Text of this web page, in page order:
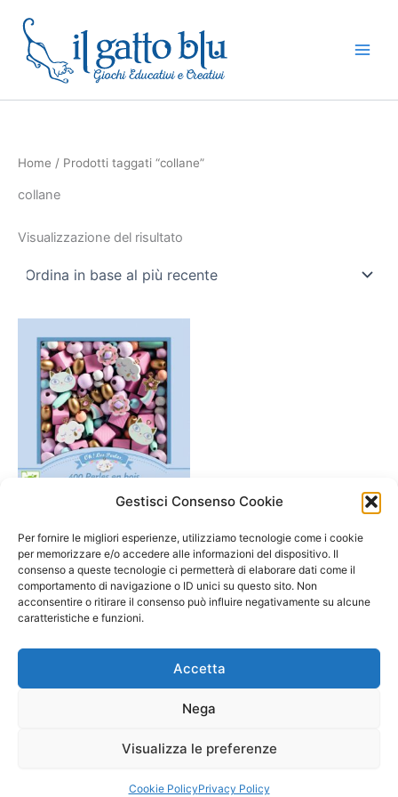
Gestisci Consenso Cookie
Per fornire le migliori esperienze, utilizziamo tecnologie come i cookie
per memorizzare e/o accedere alle informazioni del dispositivo. Il
consenso a queste tecnologie ci permetterà di elaborare dati come il
comportamento di navigazione o ID unici su questo sito. Non
acconsentire o ritirare il consenso può influire negativamente su alcune
caratteristiche e funzioni.
Accetta
Nega
Visualizza le preferenze
Cookie PolicyPrivacy Policy
contenuto
Home / Prodotti taggati “collane”
collane
Visualizzazione del risultato
Perline in legno “Arcobaleno
e gattini”- Djeco 4-8 anni
14,90€
Aggiungi al carrello
Copyright © 2026 Il Gatto Blu Giochi educativi Montessori e